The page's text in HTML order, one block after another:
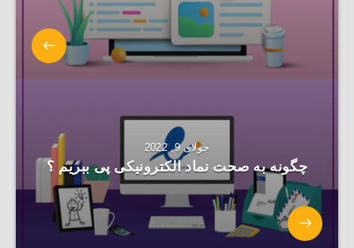
جولای 9, 2022
چگونه به صحت نماد الکترونیکی پی ببریم ؟